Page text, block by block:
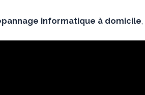
informatique à domicile